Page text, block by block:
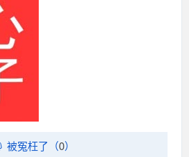
被冤枉了（0）